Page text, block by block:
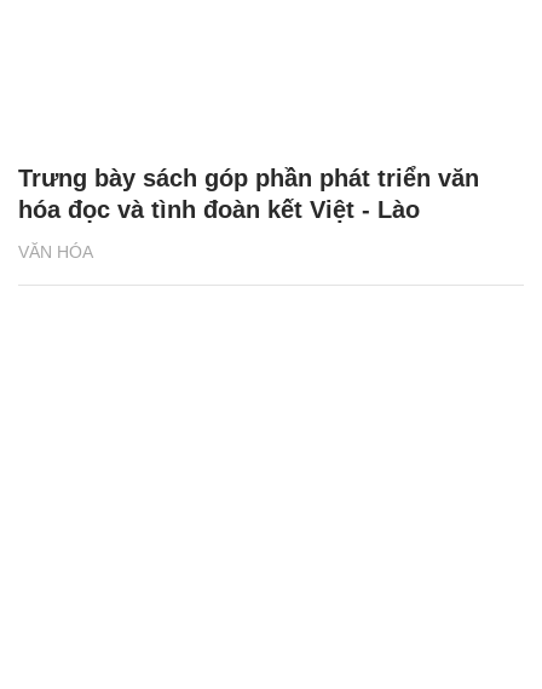
VĂN HÓA
Trưng bày sách góp phần phát triển văn
hóa đọc và tình đoàn kết Việt - Lào